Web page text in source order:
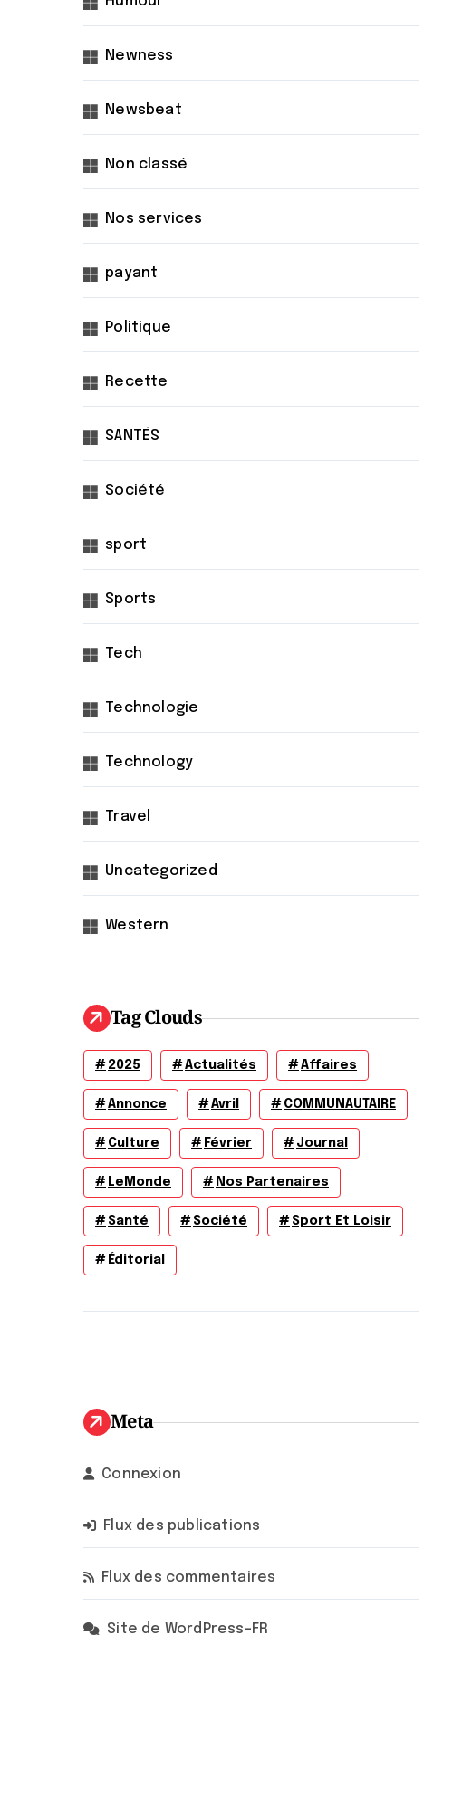
Newness
Newsbeat
Non classé
Nos services
payant
Politique
Recette
SANTÉS
Société
sport
Sports
Tech
Technologie
Technology
Travel
Uncategorized
Western
Tag Clouds
2025 Actualités Affaires
Annonce Avril COMMUNAUTAIRE
Culture Février Journal
LeMonde Nos Partenaires
Santé Société Sport Et Loisir
Éditorial
Meta
Connexion
Flux des publications
Flux des commentaires
Site de WordPress-FR